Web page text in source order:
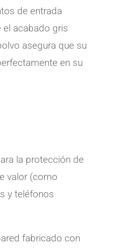
de entrada
acabado gris
asegura que su
en su
la protección de
valor (como
y teléfonos
fabricado con